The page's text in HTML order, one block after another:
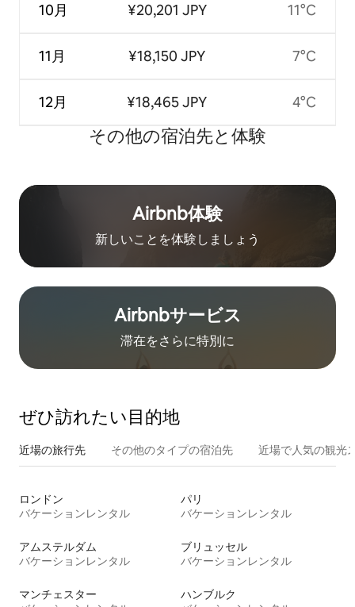
10月
11月
12月
¥20,201 JPY
¥18,150 JPY
¥18,465 JPY
11°C
7°C
4°C
その他の宿⁠泊⁠先と体⁠験
Airbnb体験
新しいことを体験しましょう
Airbnb⁠サ⁠ー⁠ビ⁠ス
滞在をさ⁠ら⁠に特⁠別⁠に
ぜひ訪⁠れ⁠た⁠い目⁠的⁠地
近場の旅行先 その他のタ⁠イ⁠プ⁠の宿⁠泊⁠先 近場で人気の観光
ロンドン
バケーションレンタル
パリ
バケーションレンタル
アムステルダム
バケーションレンタル
ブリュッセル
バケーションレンタル
マンチェスター
ハンブルク